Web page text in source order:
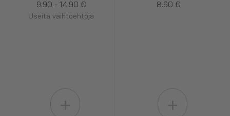
9.90 - 14.90 €
Useita vaihtoehtoja
8.90 €